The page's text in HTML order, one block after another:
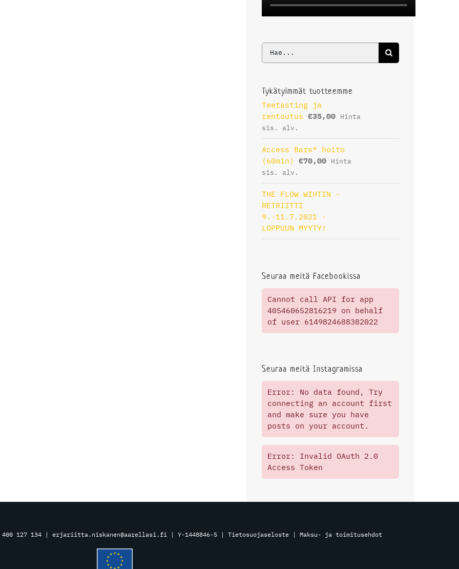
Etsi
Tykätyimmät tuotteemme
Teetasting ja
rentoutus €35,00
Hinta
sis. alv.
Access Bars® hoito
(60min)
€70,00
Hinta
sis. alv.
THE FLOW WIHTIN -
RETRIITTI
9.-11.7.2021 -
LOPPUUN MYYTY!
Seuraa meitä Facebookissa
Cannot call API for app
405460652816219 on behalf
of user 6149824688382022
Seuraa meitä Instagramissa
Error: No data found, Try
connecting an account first
and make sure you have
posts on your account.
Error: Invalid OAuth 2.0
Access Token
127 134 | erjariitta.niskanen@aarellasi.fi | Y-1448846-5 | Tietosuojaseloste| Maksu- ja toimitusehdot